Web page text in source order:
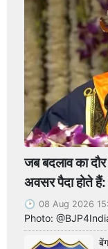
जब बदलाव का
अवसर पैदा होते हैं:
08 Aug 2026
Photo: